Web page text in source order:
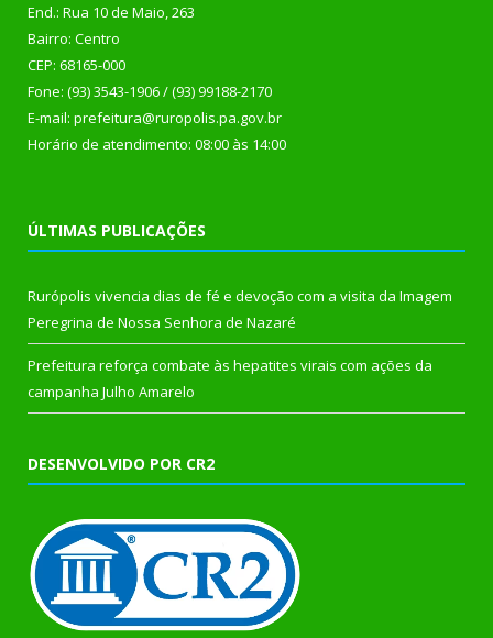
End.: Rua 10 de Maio, 263
Bairro: Centro
CEP: 68165-000
Fone: (93) 3543-1906 / (93) 99188-2170
E-mail: prefeitura@ruropolis.pa.gov.br
Horário de atendimento: 08:00 às 14:00
ÚLTIMAS PUBLICAÇÕES
Rurópolis vivencia dias de fé e devoção com a visita da Imagem
Peregrina de Nossa Senhora de Nazaré
Prefeitura reforça combate às hepatites virais com ações da
campanha Julho Amarelo
DESENVOLVIDO POR CR2